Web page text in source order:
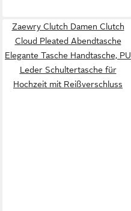
Zaewry Clutch Damen Clutch
Cloud Pleated Abendtasche
Elegante Tasche Handtasche, PU
Leder Schultertasche für
Hochzeit mit Reißverschluss